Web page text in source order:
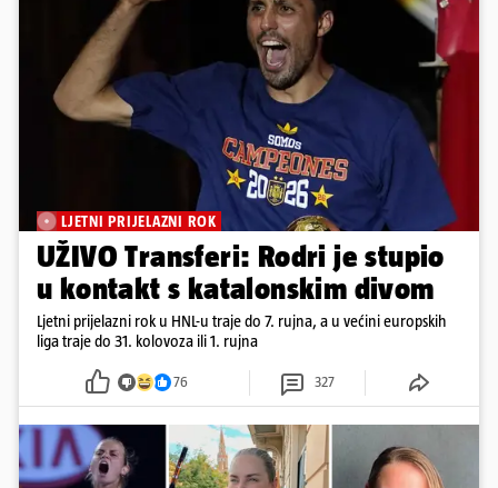
LJETNI PRIJELAZNI ROK
UŽIVO Transferi: Rodri je stupio
u kontakt s katalonskim divom
Ljetni prijelazni rok u HNL-u traje do 7. rujna, a u većini europskih
liga traje do 31. kolovoza ili 1. rujna
76 327